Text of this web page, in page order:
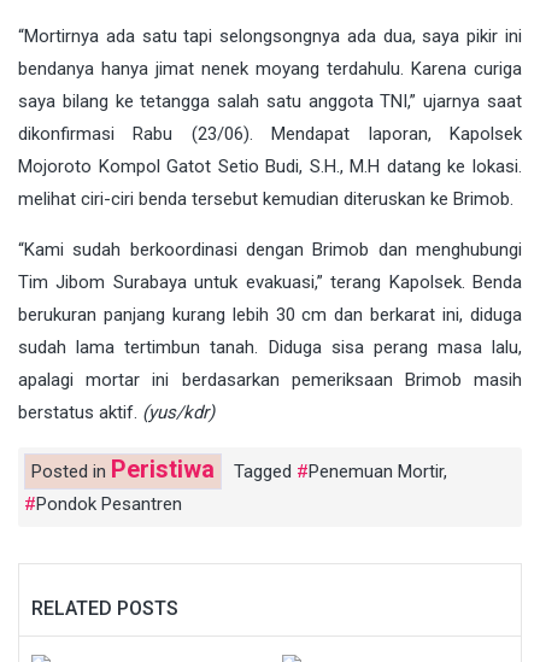
“Mortirnya ada satu tapi selongsongnya ada dua, saya pikir ini
bendanya hanya jimat nenek moyang terdahulu. Karena curiga
saya bilang ke tetangga salah satu anggota TNI,” ujarnya saat
dikonfirmasi Rabu (23/06). Mendapat laporan, Kapolsek
Mojoroto Kompol Gatot Setio Budi, S.H., M.H datang ke lokasi.
melihat ciri-ciri benda tersebut kemudian diteruskan ke Brimob.
“Kami sudah berkoordinasi dengan Brimob dan menghubungi
Tim Jibom Surabaya untuk evakuasi,” terang Kapolsek. Benda
berukuran panjang kurang lebih 30 cm dan berkarat ini, diduga
sudah lama tertimbun tanah. Diduga sisa perang masa lalu,
apalagi mortar ini berdasarkan pemeriksaan Brimob masih
berstatus aktif. (yus/kdr)
Posted in Peristiwa Tagged Penemuan Mortir,
Pondok Pesantren
RELATED POSTS